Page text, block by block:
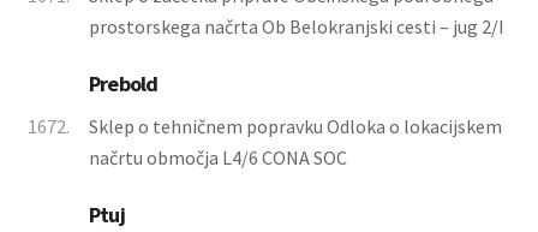
prostorskega načrta Ob Belokranjski cesti – jug 2/I
Prebold
1672.
Sklep o tehničnem popravku Odloka o lokacijskem
načrtu območja L4/6 CONA SOC
Ptuj